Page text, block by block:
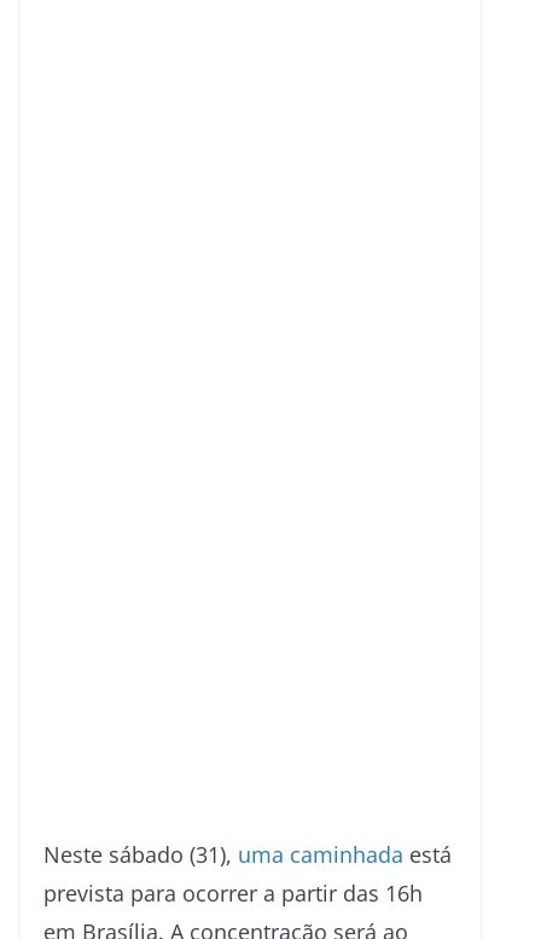
Neste sábado (31), uma caminhada está
prevista para ocorrer a partir das 16h
em Brasília. A concentração será ao